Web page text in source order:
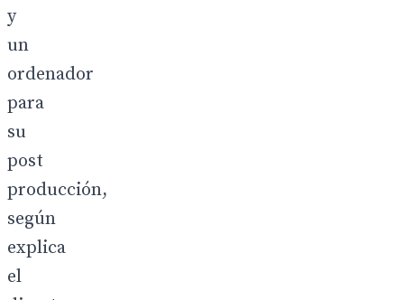
y
un
ordenador
para
su
post
producción,
según
explica
el